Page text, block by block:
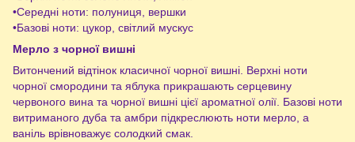
•Середні ноти: полуниця, вершки
•Базові ноти: цукор, світлий мускус
Мерло з чорної вишні
Витончений відтінок класичної чорної вишні. Верхні ноти
чорної смородини та яблука прикрашають серцевину
червоного вина та чорної вишні цієї ароматної олії. Базові ноти
витриманого дуба та амбри підкреслюють ноти мерло, а
ваніль врівноважує солодкий смак.